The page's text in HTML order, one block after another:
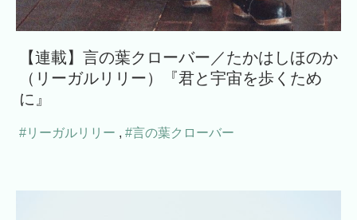
【連載】言の葉クローバー／たかはしほのか
（リーガルリリー）『君と宇宙を歩くため
に』
#リーガルリリー , #言の葉クローバー